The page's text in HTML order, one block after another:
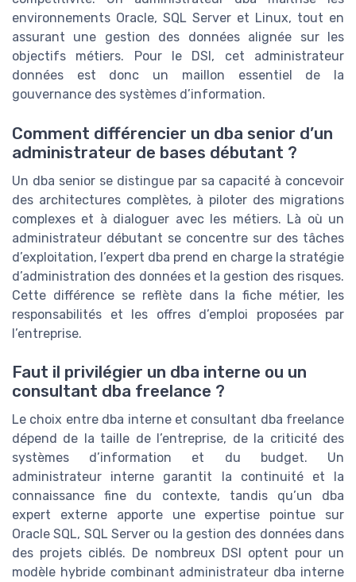
environnements Oracle, SQL Server et Linux, tout en
assurant une gestion des données alignée sur les
objectifs métiers. Pour le DSI, cet administrateur
données est donc un maillon essentiel de la
gouvernance des systèmes d’information.
Comment différencier un dba senior d’un
administrateur de bases débutant ?
Un dba senior se distingue par sa capacité à concevoir
des architectures complètes, à piloter des migrations
complexes et à dialoguer avec les métiers. Là où un
administrateur débutant se concentre sur des tâches
d’exploitation, l’expert dba prend en charge la stratégie
d’administration des données et la gestion des risques.
Cette différence se reflète dans la fiche métier, les
responsabilités et les offres d’emploi proposées par
l’entreprise.
Faut il privilégier un dba interne ou un
consultant dba freelance ?
Le choix entre dba interne et consultant dba freelance
dépend de la taille de l’entreprise, de la criticité des
systèmes d’information et du budget. Un
administrateur interne garantit la continuité et la
connaissance fine du contexte, tandis qu’un dba
expert externe apporte une expertise pointue sur
Oracle SQL, SQL Server ou la gestion des données dans
des projets ciblés. De nombreux DSI optent pour un
modèle hybride combinant administrateur dba interne